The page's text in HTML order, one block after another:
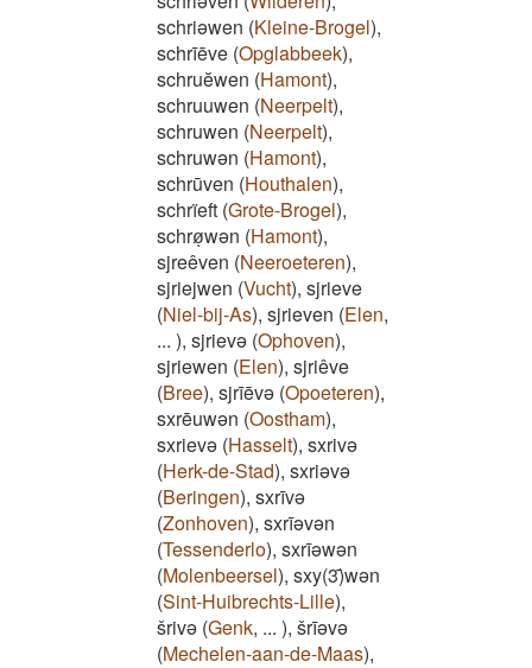
schriəwen (Kleine-Brogel),
schrīēve (Opglabbeek),
schruĕwen (Hamont),
schruuwen (Neerpelt),
schruwen (Neerpelt),
schruwən (Hamont),
schrūven (Houthalen),
schrïeft (Grote-Brogel),
schrøͅwən (Hamont),
sjreêven (Neeroeteren),
sjriejwen (Vucht), sjrieve
(Niel-bij-As), sjrieven (Elen,
... ), sjrievə (Ophoven),
sjriewen (Elen), sjriêve
(Bree), sjrīēvə (Opoeteren),
sxrēuwən (Oostham),
sxrievə (Hasselt), sxrivə
(Herk-de-Stad), sxriəvə
(Beringen), sxrīvə
(Zonhoven), sxrīəvən
(Tessenderlo), sxrīəwən
(Molenbeersel), sxy(3)̄wən
(Sint-Huibrechts-Lille),
šrivə (Genk, ... ), šrīəvə
(Mechelen-aan-de-Maas),